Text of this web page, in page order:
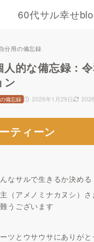
60代サル幸せ
分用の備忘録
的な備忘録：
ン
2026年1月29日
備忘録
ティーン
なサルで生きるか決める
（アメノミナカヌシ）さ
うございます
ツとウサウサにありがと